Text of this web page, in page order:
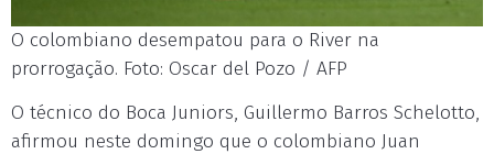
O colombiano desempatou para o River na
prorrogação. Foto: Oscar del Pozo / AFP
O técnico do Boca Juniors, Guillermo Barros Schelotto,
afirmou neste domingo que o colombiano Juan